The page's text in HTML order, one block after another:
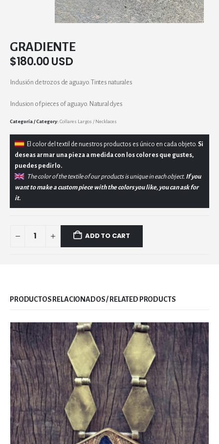
GRADIENTE
$180.00 USD
Inclusión de trozos de aguayo. Tintes naturales
Inclusion of pieces of aguayo. Natural dyes
Category: Collares Largos / Necklaces
El color del textil de nuestros productos es único en cada objeto. Si
deseas armar una pieza a medida con los colores que gustes,
puedes pedirlo.
The color of the textile of our products is unique in each object. If you
want to make a custom piece with the colors you like, you can ask for
it.
ADD TO CART
RELATED PRODUCTS